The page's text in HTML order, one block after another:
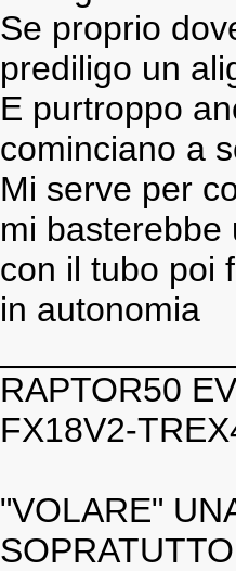
Se proprio
prediligo un
E purtroppo
cominciano a
Mi serve per
mi basterebbe
con il tubo poi
in autonomia
RAPTOR50
FX18V2-
"VOLARE"